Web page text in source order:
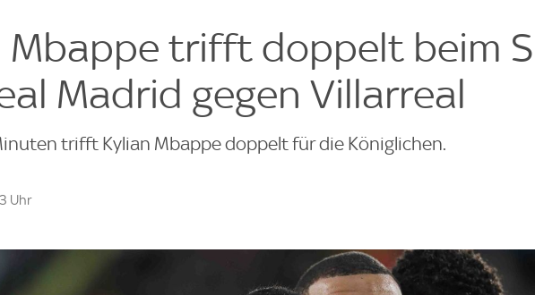
Mbappe trifft doppelt beim
Madrid gegen Villarreal
trifft Kylian Mbappe doppelt für die Königlichen.
Uhr